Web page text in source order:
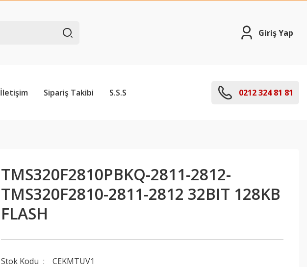
Giriş Yap
İletişim Sipariş Takibi S.S.S 0212 324 81 81
TMS320F2810PBKQ-2811-2812-
TMS320F2810-2811-2812 32BIT 128KB
FLASH
Stok Kodu
CEKMTUV1